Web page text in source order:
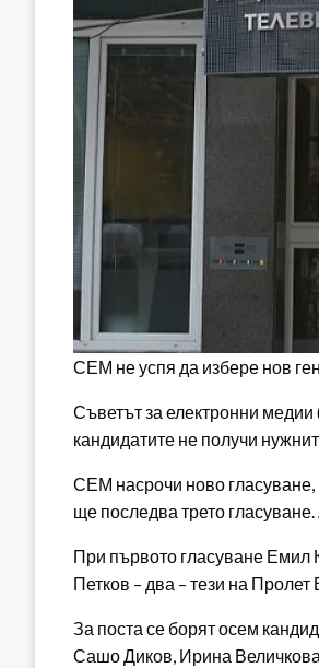
СЕМ не успя да избере нов
Съветът за електронни
кандидатите не получи
СЕМ насрочи ново гласуване,
ще последва трето
При първото гласуване Емил
Петков – два – тези на
За поста се борят осем
Сашо Диков, Ирина